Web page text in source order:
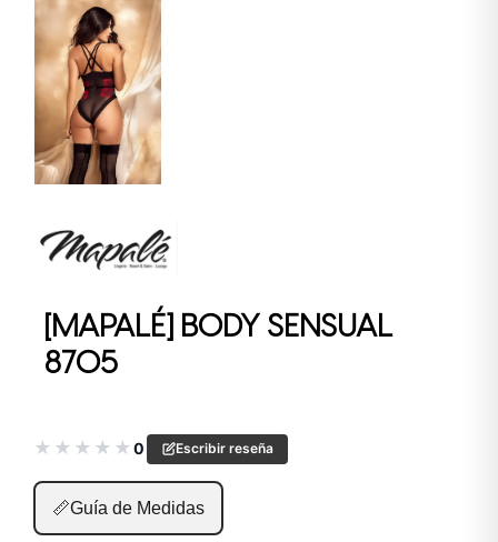
[MAPALÉ] BODY SENSUAL
8705
★ ★ ★ ★ ★0 Escribir reseña
📏Guía de Medidas